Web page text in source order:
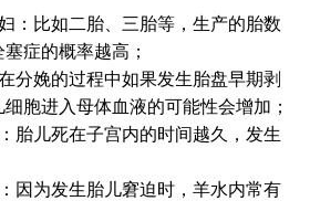
：比如二胎、三胎等，生产的胎数
症的概率越高；
分娩的过程中如果发生胎盘早期剥
胞进入母体血液的可能性会增加；
胎儿死在子宫内的时间越久，发生
因为发生胎儿窘迫时，羊水内常有